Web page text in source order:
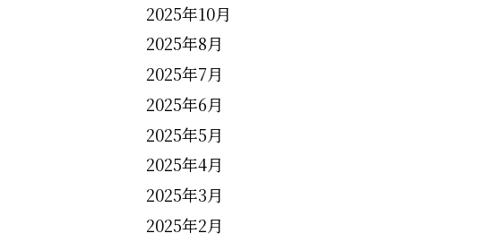
2025年10月
2025年8月
2025年7月
2025年6月
2025年5月
2025年4月
2025年3月
2025年2月